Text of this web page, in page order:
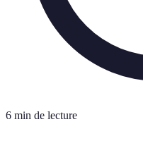
6 min de lecture